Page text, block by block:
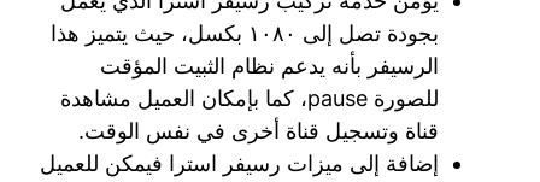
بجودة تصل إلى ١٠٨٠ بكسل، حيث يتميز هذا
الرسيفر بأنه يدعم نظام الثبيت المؤقت
للصورة pause، كما بإمكان العميل مشاهدة
قناة وتسجيل قناة أخرى في نفس الوقت.
إضافة إلى ميزات رسيفر استرا فيمكن للعميل